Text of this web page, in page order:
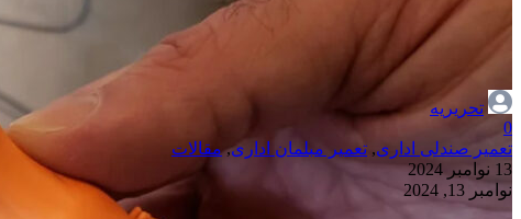
تحریریه
0
تعمیر صندلی اداری, تعمیر مبلمان اداری,مقالات
13 نوامبر 2024
نوامبر 13, 2024